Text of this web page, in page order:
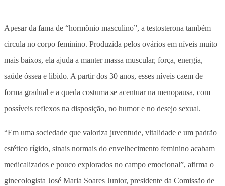
Apesar da fama de “hormônio masculino”, a testosterona também
circula no corpo feminino. Produzida pelos ovários em níveis muito
mais baixos, ela ajuda a manter massa muscular, força, energia,
saúde óssea e libido. A partir dos 30 anos, esses níveis caem de
forma gradual e a queda costuma se acentuar na menopausa, com
possíveis reflexos na disposição, no humor e no desejo sexual.
“Em uma sociedade que valoriza juventude, vitalidade e um padrão
estético rígido, sinais normais do envelhecimento feminino acabam
medicalizados e pouco explorados no campo emocional”, afirma o
ginecologista José Maria Soares Junior, presidente da Comissão de